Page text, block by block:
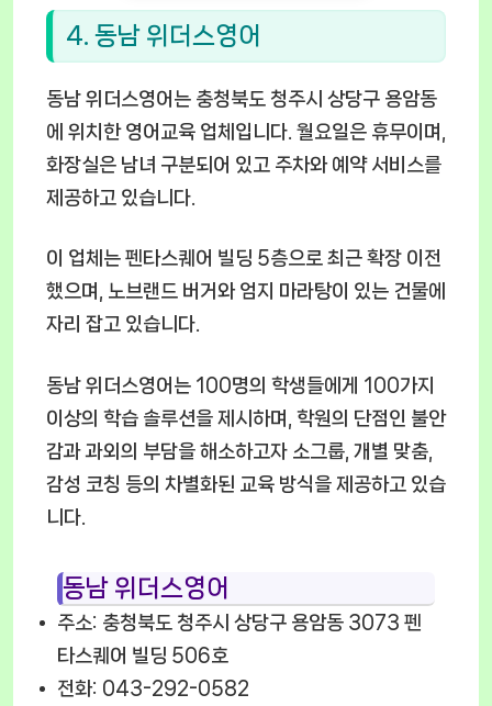
4. 동남 위더스영어
동남 위더스영어는 충청북도 청주시 상당구 용암동
에 위치한 영어교육 업체입니다. 월요일은 휴무이며,
화장실은 남녀 구분되어 있고 주차와 예약 서비스를
제공하고 있습니다.
이 업체는 펜타스퀘어 빌딩 5층으로 최근 확장 이전
했으며, 노브랜드 버거와 엄지 마라탕이 있는 건물에
자리 잡고 있습니다.
동남 위더스영어는 100명의 학생들에게 100가지
이상의 학습 솔루션을 제시하며, 학원의 단점인 불안
감과 과외의 부담을 해소하고자 소그룹, 개별 맞춤,
감성 코칭 등의 차별화된 교육 방식을 제공하고 있습
니다.
동남 위더스영어
주소: 충청북도 청주시 상당구 용암동 3073 펜
타스퀘어 빌딩 506호
전화: 043-292-0582